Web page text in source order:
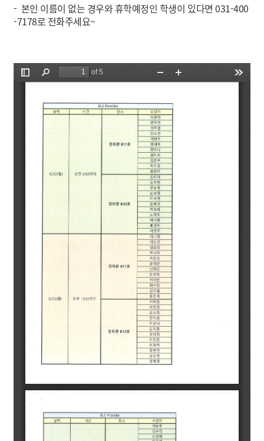
- 본인 이름이 없는 경우와 휴학예정인 학생이 있다면 031-400
-7178로 전화주세요~